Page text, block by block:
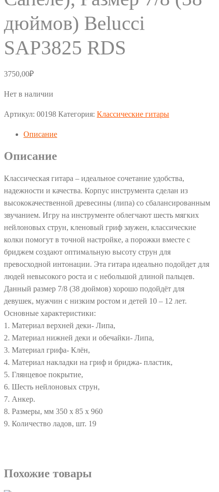
дюймов) Belucci
SAP3825 RDS
3750,00₽
Нет в наличии
Артикул: 00198 Категория: Классические гитары
Описание
Описание
Классическая гитара – идеальное сочетание удобства,
надежности и качества. Корпус инструмента сделан из
высококачественной древесины (липа) со сбалансированным
звучанием. Игру на инструменте облегчают шесть мягких
нейлоновых струн, кленовый гриф заужен, классические
колки помогут в точной настройке, а порожки вместе с
бриджем создают оптимальную высоту струн для
превосходной интонации. Эта гитара идеально подойдет для
людей невысокого роста и с небольшой длиной пальцев.
Данный размер 7/8 (38 дюймов) хорошо подойдёт для
девушек, мужчин с низким ростом и детей 10 – 12 лет.
Основные характеристики:
1. Материал верхней деки- Липа,
2. Материал нижней деки и обечайки- Липа,
3. Материал грифа- Клён,
4. Материал накладки на гриф и бриджа- пластик,
5. Глянцевое покрытие,
6. Шесть нейлоновых струн,
7. Анкер.
8. Размеры, мм 350 х 85 х 960
9. Количество ладов, шт. 19
Похожие товары